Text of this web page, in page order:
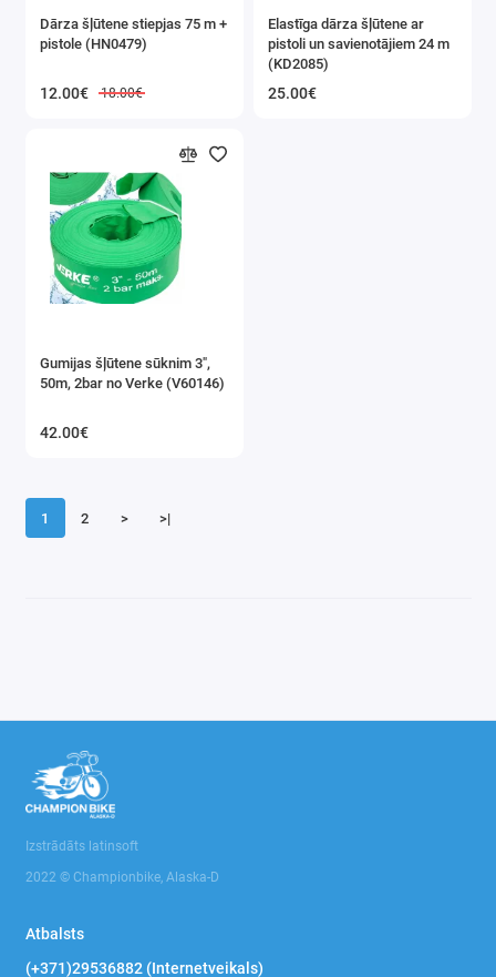
Dārza šļūtene stiepjas 75 m +
pistole (HN0479)
12.00€ 18.00€
Elastīga dārza šļūtene ar
pistoli un savienotājiem 24 m
(KD2085)
25.00€
Gumijas šļūtene sūknim 3",
50m, 2bar no Verke (V60146)
42.00€
1 2 > >|
Izstrādāts latinsoft
2022 © Championbike, Alaska-D
Atbalsts
(+371)29536882 (Internetveikals)